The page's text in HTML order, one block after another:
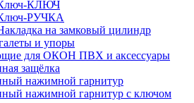
КЛЮЧ
РУЧКА
на замковый цилиндр
и упоры
для ОКОН ПВХ и аксессуары
защёлка
нажимной гарнитур
нажимной гарнитур с ключом